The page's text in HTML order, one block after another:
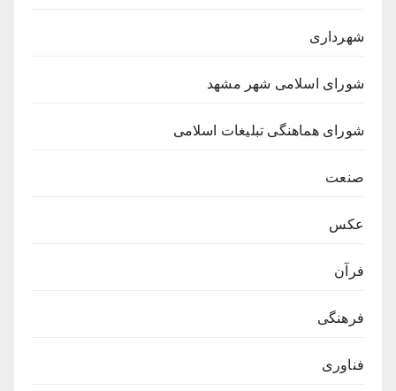
شهرداری
شورای اسلامی شهر مشهد
شورای هماهنگی تبلیغات اسلامی
صنعت
عکس
فرآن
فرهنگی
فناوری